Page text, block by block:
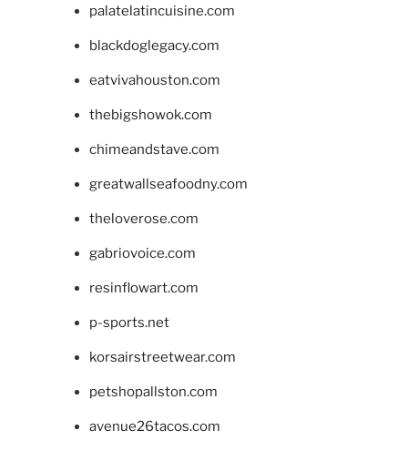
palatelatincuisine.com
blackdoglegacy.com
eatvivahouston.com
thebigshowok.com
chimeandstave.com
greatwallseafoodny.com
theloverose.com
gabriovoice.com
resinflowart.com
p-sports.net
korsairstreetwear.com
petshopallston.com
avenue26tacos.com